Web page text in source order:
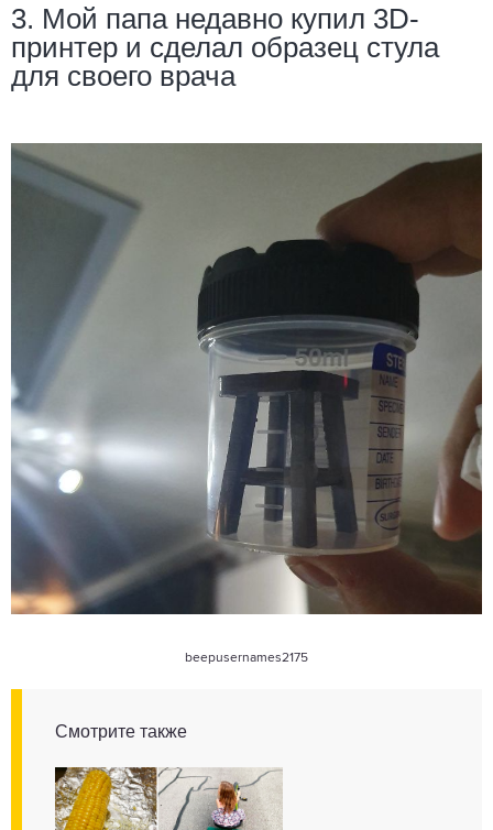
3. Мой папа недавно купил 3D-
принтер и сделал образец стула
для своего врача
beepusernames2175
Смотрите также